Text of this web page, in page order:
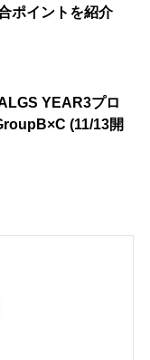
ポイントを紹介
YEAR3プロ
(11/13開